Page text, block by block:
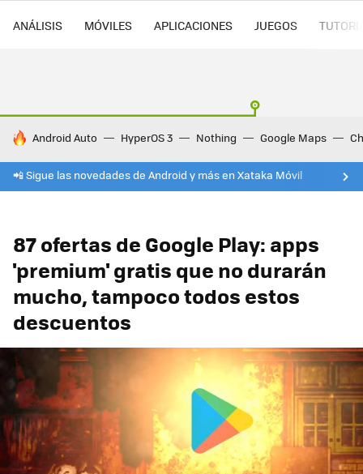
ANÁLISIS MÓVILES APLICACIONES JUEGOS
HOY SE HABLA DE
Android Auto HyperOS 3 Nothing Google Maps
📲 Sigue las novedades de Android y más en Xataka Móvil
87 ofertas de Google Play: apps
'premium' gratis que no durarán
mucho, tampoco todos estos
descuentos